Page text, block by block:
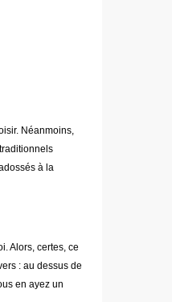
Néanmoins,
à la
Alors, certes, ce
: au dessus de
en ayez un